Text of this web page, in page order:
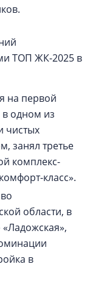
ТОП ЖК-2025 в
на первой
в одном из
чистых
занял третье
комплекс-
класс».
области, в
в